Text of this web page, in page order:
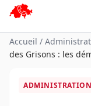
Aller
contenu
Accueil /
des Grisons : les